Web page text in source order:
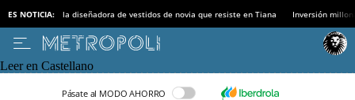
ES NOTICIA: la diseñadora de vestidos de novia que resiste en Tiana Inversión
Leer en Castellano
Pásate al MODO AHORRO